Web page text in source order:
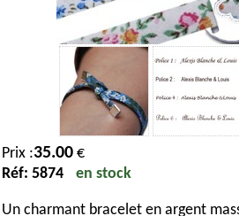
Prix :35.00 €
Réf: 5874
en stock
Un charmant bracelet en argent